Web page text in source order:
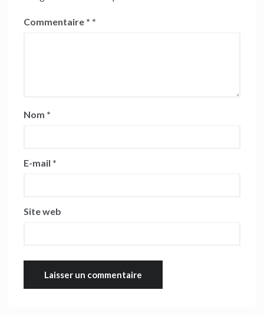
Commentaire *
Nom *
E-mail *
Site web